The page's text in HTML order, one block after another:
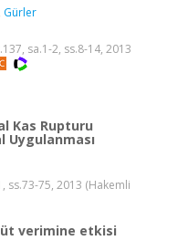
Gürler
sa.1-2, ss.8-14, 2013
Kas Rupturu
ss.73-75, 2013 (Hakemli
verimine etkisi